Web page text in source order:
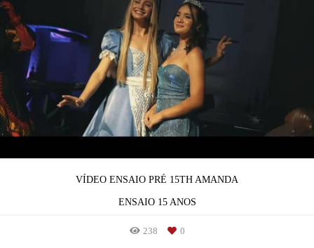
VÍDEO ENSAIO PRÉ 15TH AMANDA
ENSAIO 15 ANOS
238 0